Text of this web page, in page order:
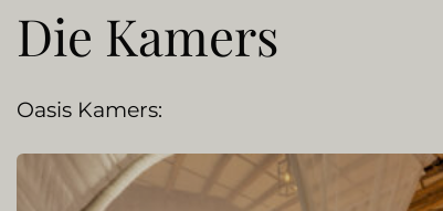
Die Kamers
Oasis Kamers: